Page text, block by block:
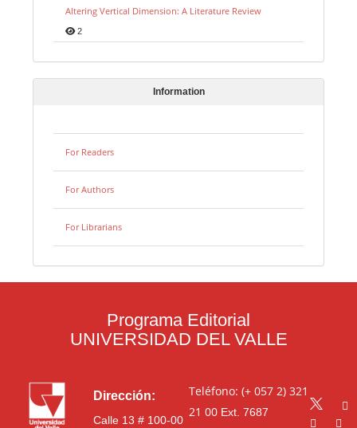
Altering Vertical Dimension: A Literature Review
2
Information
For Readers
For Authors
For Librarians
Programa Editorial
UNIVERSIDAD DEL VALLE
Dirección:
Calle 13 # 100-00
Teléfono: (+ 057 2) 321
21 00Ext. 7687